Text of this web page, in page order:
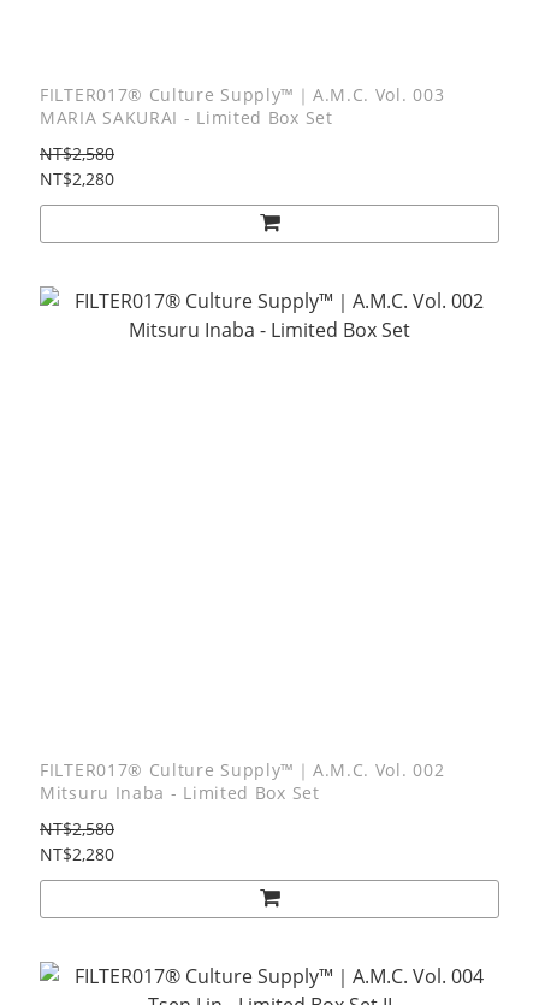
FILTER017® Culture Supply™｜A.M.C. Vol. 003
MARIA SAKURAI - Limited Box Set
NT$2,580
NT$2,280
FILTER017® Culture Supply™｜A.M.C. Vol. 002
Mitsuru Inaba - Limited Box Set
NT$2,580
NT$2,280